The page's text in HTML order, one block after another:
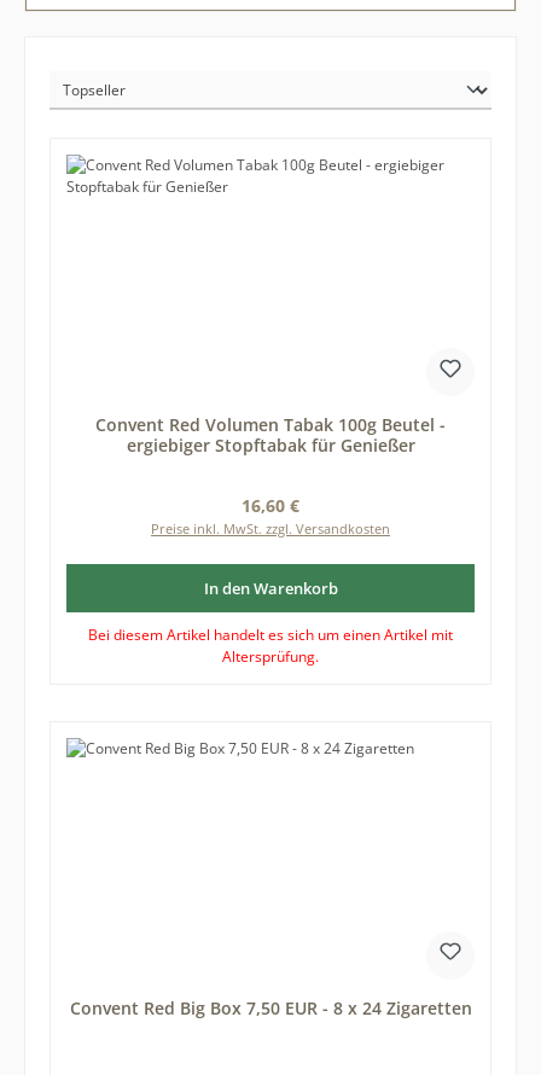
Convent Red Volumen Tabak 100g Beutel -
ergiebiger Stopftabak für Genießer
Regulärer Preis:
16,60 €
Preise inkl. MwSt. zzgl. Versandkosten
In den Warenkorb
Bei diesem Artikel handelt es sich um einen Artikel mit
Altersprüfung.
Convent Red Big Box 7,50 EUR - 8 x 24 Zigaretten